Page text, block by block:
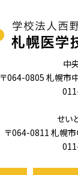
中
〒064-0805 札幌市
せい
〒064-0811 札幌